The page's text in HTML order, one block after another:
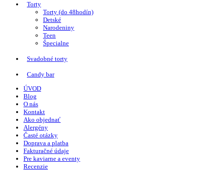
Torty
Torty (do 48hodín)
Detské
Narodeniny
Teen
Špecialne
Svadobné torty
Candy bar
ÚVOD
Blog
O nás
Kontakt
Ako objednať
Alergény
Časté otázky
Doprava a platba
Fakturačné údaje
Pre kaviarne a eventy
Recenzie